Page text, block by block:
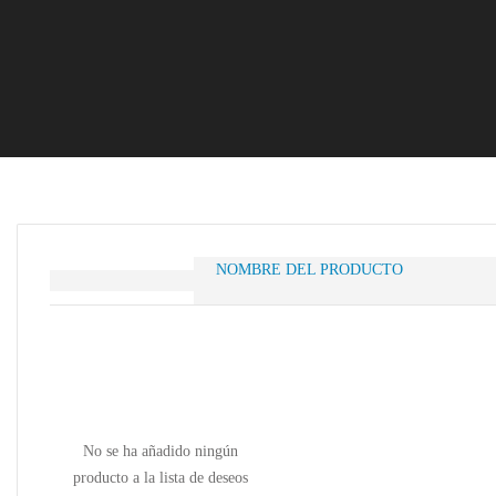
NOMBRE DEL PRODUCTO
No se ha añadido ningún
producto a la lista de deseos